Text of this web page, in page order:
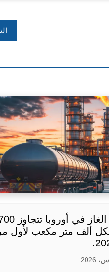
أسعار الغاز في أوروبا
لكل ألف متر مكعب لأول